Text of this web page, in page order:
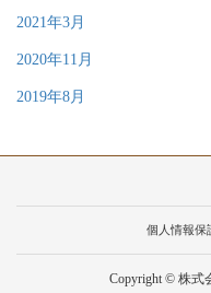
2021年3月
2020年11月
2019年8月
個人情報保
Copyright © 株式